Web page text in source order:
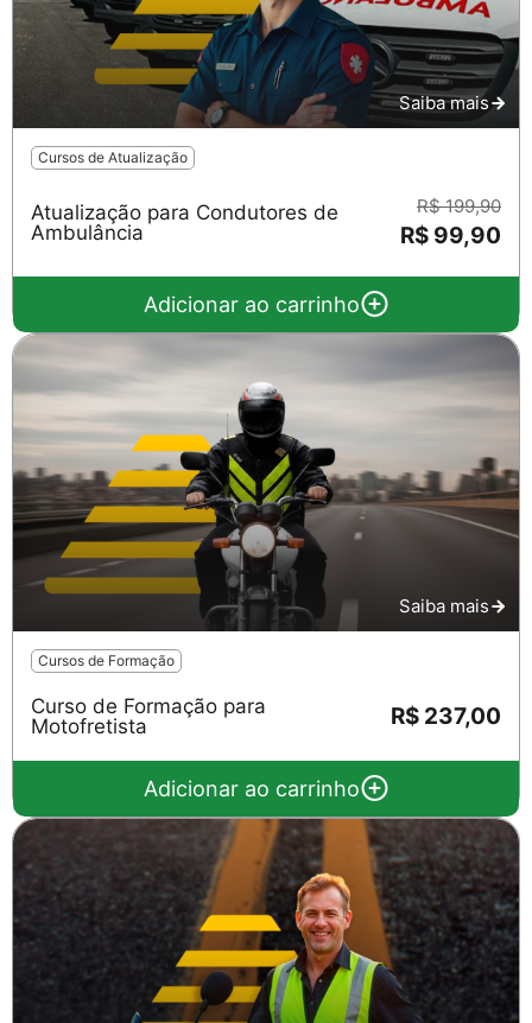
Saiba mais
Cursos de Atualização
Atualização para Condutores de
Ambulância
R$ 199,90
R$ 99,90
Adicionar ao carrinho
Saiba mais
Cursos de Formação
Curso de Formação para
Motofretista
R$ 237,00
Adicionar ao carrinho